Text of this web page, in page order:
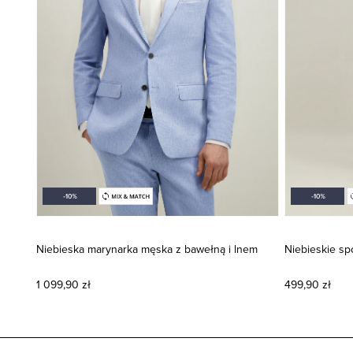
Niebieska marynarka męska z bawełną i lnem
1 099,90 zł
Niebieskie
499,90 zł